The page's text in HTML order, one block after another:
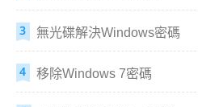
無光碟解決Windows密碼
移除Windows 7密碼